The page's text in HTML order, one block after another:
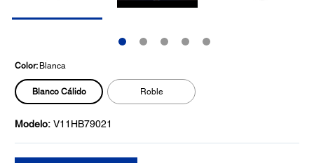
Color: Blanca
Blanco Cálido Roble
Modelo: V11HB79021